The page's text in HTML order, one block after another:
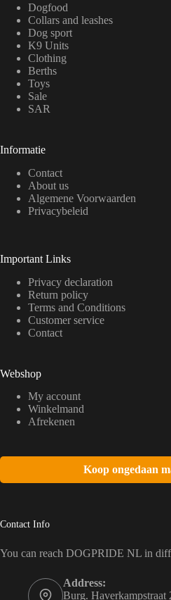
Dogfood
Collars and leashes
Dog sport
K9 Units
Clothing
Berths
Toys
Sale
SAR
Informatie
Contact
About us
Algemene Voorwaarden
Privacybeleid
Important Links
Privacy declaration
Return policy
Terms and Conditions
Customer service
Contact
Webshop
My account
Winkelmand
Afrekenen
Koop ongedaan
Contact Info
You can reach DOGPRIDE NL in
Address:
Burg.